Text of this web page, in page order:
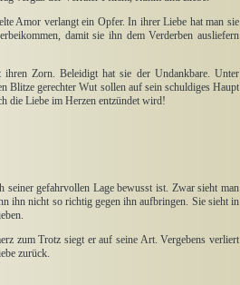
Amor verlangt ein Opfer. In ihrer Liebe hat man sie
damit sie ihn dem Verderben ausliefern
Zorn. Beleidigt hat sie der Undankbare. Unter
Blitze gerechter Wut sollen auf sein schuldiges Haupt
die Liebe im Herzen entzündet wird!
seiner gefahrvollen Lage bewusst ist. Zwar sieht man
ihn nicht so richtig gegen ihn aufbringen. Sie sieht in
zum Trotz siegt er auf seine Art. Vergebens verliert
zurück.